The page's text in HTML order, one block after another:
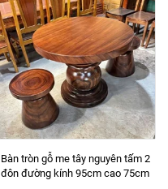
Bàn tròn gỗ me tây nguyên tấm 2
đôn đường kính 95cm cao 75cm